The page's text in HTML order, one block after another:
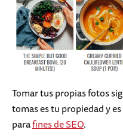
Tomar tus propias fotos
tomas es tu propiedad y
parafines de SEO.